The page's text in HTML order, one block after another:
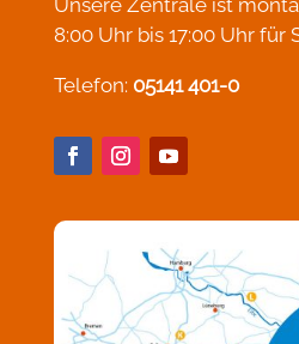
8:00 Uhr bis 17:00 Uhr für
Telefon: 05141 401-0